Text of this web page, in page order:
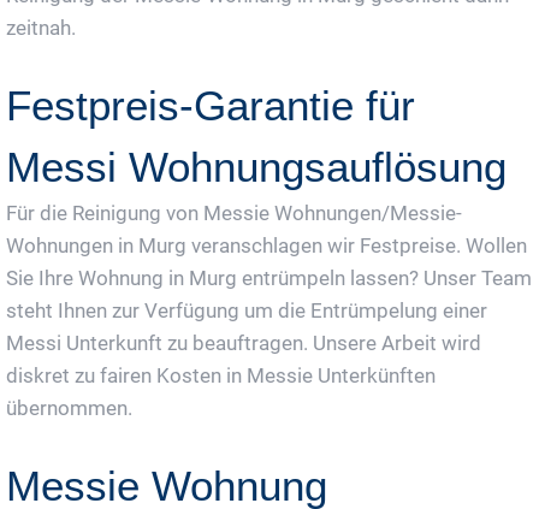
zeitnah.
Festpreis-Garantie für
Messi Wohnungsauflösung
Für die Reinigung von Messie Wohnungen/Messie-
Wohnungen in Murg veranschlagen wir Festpreise. Wollen
Sie Ihre Wohnung in Murg entrümpeln lassen? Unser Team
steht Ihnen zur Verfügung um die Entrümpelung einer
Messi Unterkunft zu beauftragen. Unsere Arbeit wird
diskret zu fairen Kosten in Messie Unterkünften
übernommen.
Messie Wohnung